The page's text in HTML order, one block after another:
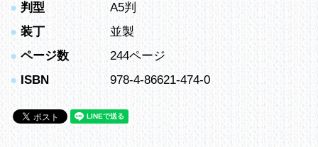
● 判型
A5判
● 装丁
並製
● ページ数
244ページ
● ISBN 978-4-86621-474-0